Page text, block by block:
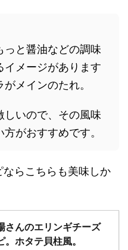
っと醤油などの調味
イメージがあります
メインのたれ。
しいので、その風味
がおすすめです。
ならこちらも美味しか
さんのエリンギチーズ
ホタテ貝柱風。